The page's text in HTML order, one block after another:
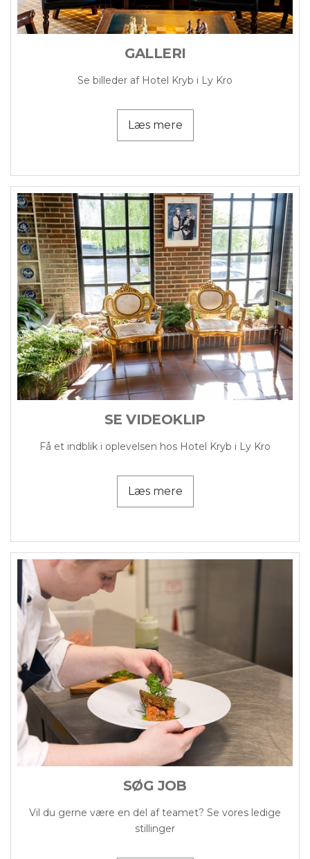
GALLERI
Se billeder af Hotel Kryb i Ly Kro
Læs mere
SE VIDEOKLIP
Få et indblik i oplevelsen hos Hotel Kryb i Ly Kro
Læs mere
SØG JOB
Vil du gerne være en del af teamet? Se vores ledige
stillinger